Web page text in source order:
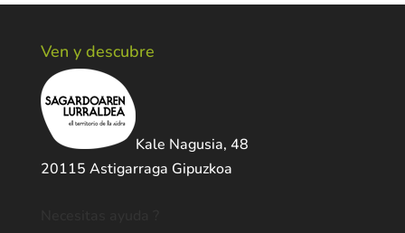
Ven y descubre
Kale Nagusia, 48
20115 Astigarraga Gipuzkoa